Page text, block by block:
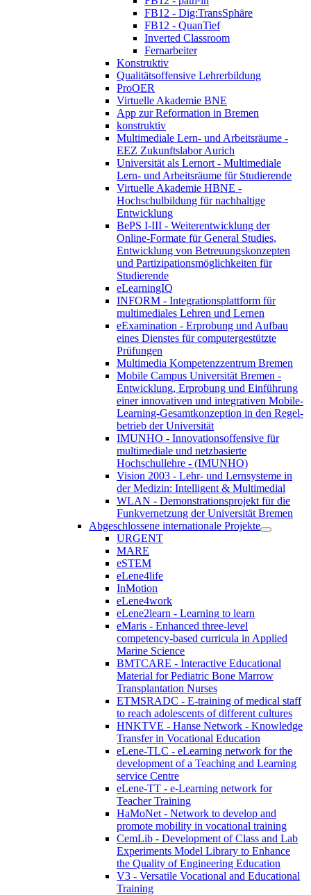
FB12 - Dig:TransSphäre
FB12 - QuanTief
Inverted Classroom
Fernarbeiter
Konstruktiv
Qualitätsoffensive Lehrerbildung
ProOER
Virtuelle Akademie BNE
App zur Reformation in Bremen
konstruktiv
Multimediale Lern- und Arbeitsräume -
EEZ Zukunftslabor Aurich
Universität als Lernort - Multimediale
Lern- und Arbeitsräume für Studierende
Virtuelle Akademie HBNE -
Hochschulbildung für nachhaltige
Entwicklung
BePS I-III - Weiterentwicklung der
Online-Formate für General Studies,
Entwicklung von Betreuungskonzepten
und Partizipationsmöglichkeiten für
Studierende
eLearningIQ
INFORM - Integrationsplattform für
multimediales Lehren und Lernen
eExamination - Erprobung und Aufbau
eines Dienstes für computergestützte
Prüfungen
Multimedia Kompetenzzentrum Bremen
Mobile Campus Universität Bremen -
Entwicklung, Erprobung und Einführung
einer innovativen und integrativen Mobile-
Learning-Gesamtkonzeption in den Regel-
betrieb der Universität
IMUNHO - Innovationsoffensive für
multimediale und netzbasierte
Hochschullehre - (IMUNHO)
Vision 2003 - Lehr- und Lernsysteme in
der Medizin: Intelligent & Multimedial
WLAN - Demonstrationsprojekt für die
Funkvernetzung der Universität Bremen
Abgeschlossene internationale Projekte
URGENT
MARE
eSTEM
eLene4life
InMotion
eLene4work
eLene2learn - Learning to learn
eMaris - Enhanced three-level
competency-based curricula in Applied
Marine Science
BMTCARE - Interactive Educational
Material for Pediatric Bone Marrow
Transplantation Nurses
ETMSRADC - E-training of medical staff
to reach adolescents of different cultures
HNKTVE - Hanse Network - Knowledge
Transfer in Vocational Education
eLene-TLC - eLearning network for the
development of a Teaching and Learning
service Centre
eLene-TT - e-Learning network for
Teacher Training
HaMoNet - Network to develop and
promote mobility in vocational training
CemLib - Development of Class and Lab
Experiments Model Library to Enhance
the Quality of Engineering Education
V3 - Versatile Vocational and Educational
Training